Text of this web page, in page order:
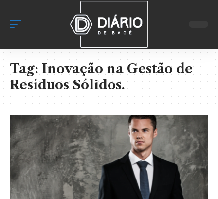
Tag:Inovação na Gestão de
Resíduos Sólidos.